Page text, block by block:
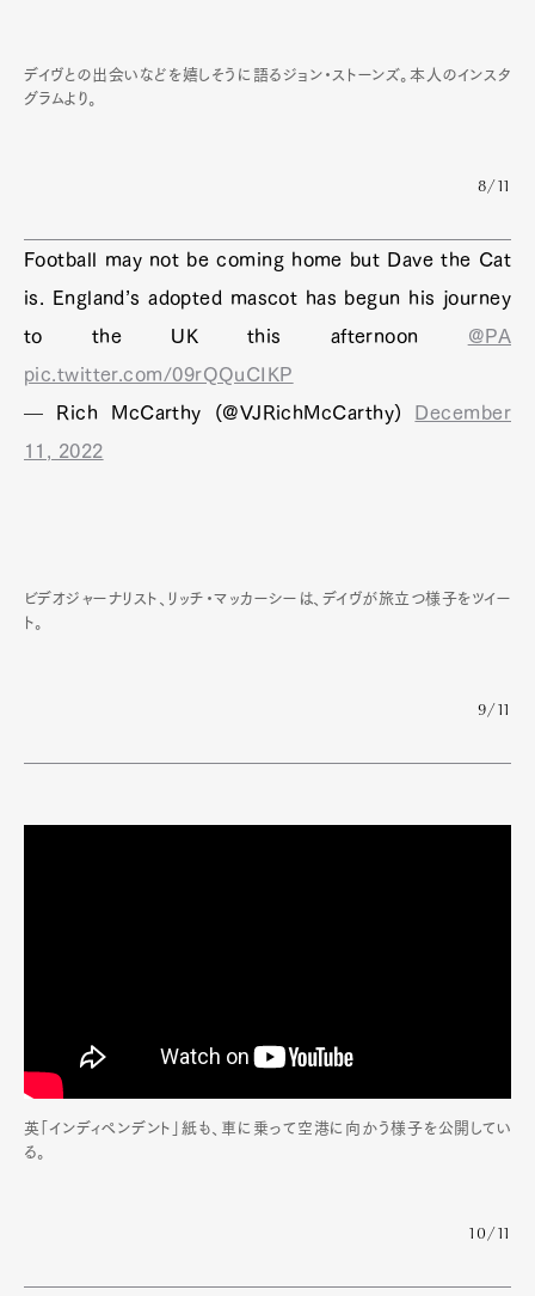
デイヴとの出会いなどを嬉しそうに語るジョン・ストーンズ。本人のインスタ
グラムより。
8/11
Football may not be coming home but Dave the Cat
is. England’s adopted mascot has begun his journey
to the UK this afternoon @PA
pic.twitter.com/09rQQuCIKP
— Rich McCarthy (@VJRichMcCarthy)
December
11, 2022
ビデオジャーナリスト、リッチ・マッカーシーは、デイヴが旅立つ様子をツイー
ト。
9/11
英「インディペンデント」紙も、車に乗って空港に向かう様子を公開してい
る。
10/11